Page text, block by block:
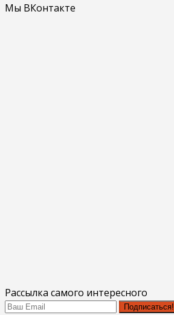
Мы ВКонтакте
Рассылка самого интересного
Подписаться!